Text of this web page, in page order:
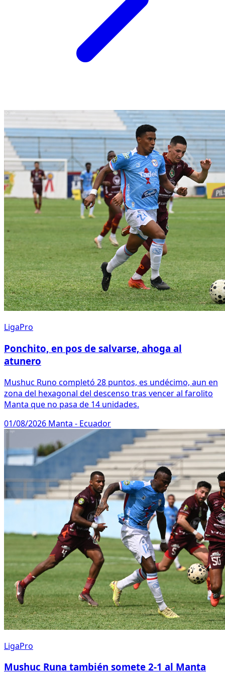
LigaPro
Ponchito, en pos de salvarse, ahoga al
atunero
Mushuc Runo completó 28 puntos, es undécimo, aun en
zona del hexagonal del descenso tras vencer al farolito
Manta que no pasa de 14 unidades.
01/08/2026 Manta - Ecuador
LigaPro
Mushuc Runa también somete 2-1 al Manta